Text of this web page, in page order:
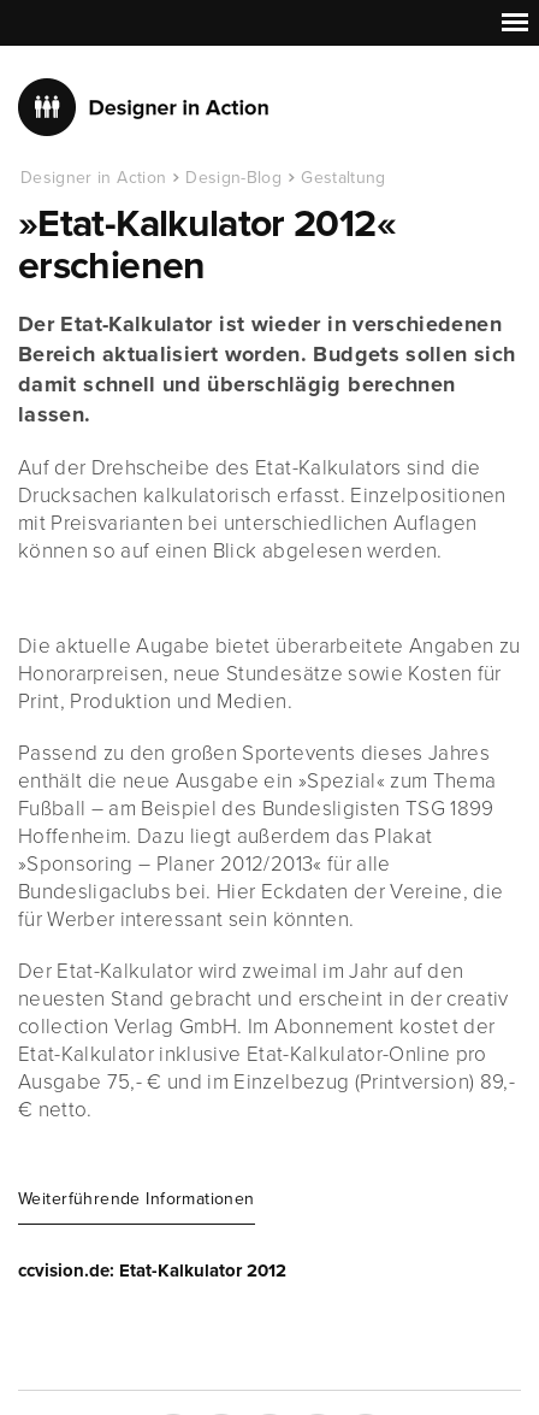
Designer in Action Design-Blog Gestaltung
»Etat-Kalkulator 2012«
erschienen
Der Etat-Kalkulator ist wieder in verschiedenen
Bereich aktualisiert worden. Budgets sollen sich
damit schnell und überschlägig berechnen
lassen.
Auf der Drehscheibe des Etat-Kalkulators sind die
Drucksachen kalkulatorisch erfasst. Einzelpositionen
mit Preisvarianten bei unterschiedlichen Auflagen
können so auf einen Blick abgelesen werden.
Die aktuelle Augabe bietet überarbeitete Angaben zu
Honorarpreisen, neue Stundesätze sowie Kosten für
Print, Produktion und Medien.
Passend zu den großen Sportevents dieses Jahres
enthält die neue Ausgabe ein »Spezial« zum Thema
Fußball – am Beispiel des Bundesligisten TSG 1899
Hoffenheim. Dazu liegt außerdem das Plakat
»Sponsoring – Planer 2012/2013« für alle
Bundesligaclubs bei. Hier Eckdaten der Vereine, die
für Werber interessant sein könnten.
Der Etat-Kalkulator wird zweimal im Jahr auf den
neuesten Stand gebracht und erscheint in der creativ
collection Verlag GmbH. Im Abonnement kostet der
Etat-Kalkulator inklusive Etat-Kalkulator-Online pro
Ausgabe 75,- € und im Einzelbezug (Printversion) 89,-
€ netto.
Weiterführende Informationen
ccvision.de: Etat-Kalkulator 2012